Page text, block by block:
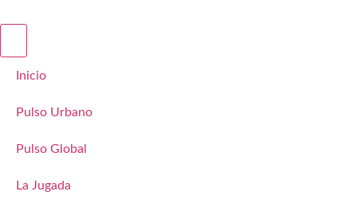
Inicio
Pulso Urbano
Pulso Global
La Jugada